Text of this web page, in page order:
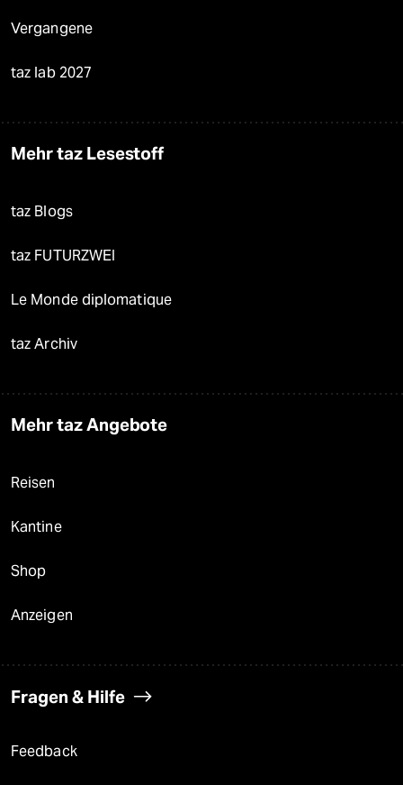
Vergangene
taz lab 2027
Mehr taz Lesestoff
taz Blogs
taz FUTURZWEI
Le Monde diplomatique
taz Archiv
Mehr taz Angebote
Reisen
Kantine
Shop
Anzeigen
Fragen & Hilfe
Feedback